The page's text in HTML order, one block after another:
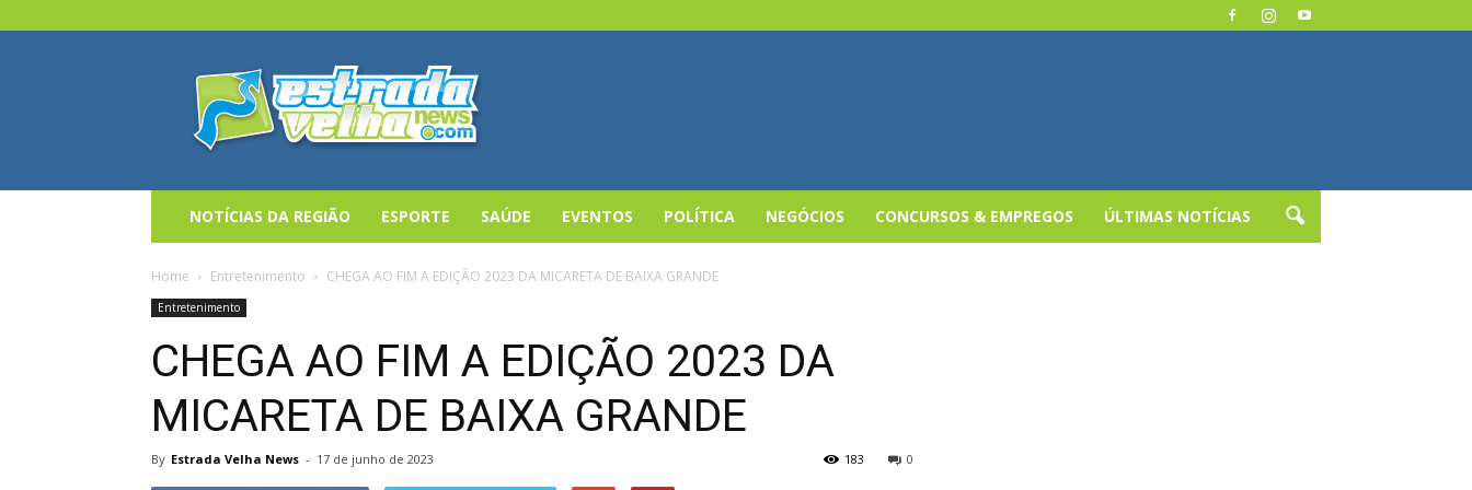
Estrada
Velha
News
NOTÍCIAS DA REGIÃO ESPORTE SAÚDE EVENTOS POLÍTICA NEGÓCIOS CONCURSOS & EMPREGOS ÚLTIMAS NOTÍCIAS
Home Entretenimento CHEGA AO FIM A EDIÇÃO 2023 DA MICARETA DE BAIXA GRANDE
Entretenimento
CHEGA AO FIM A EDIÇÃO 2023 DA
MICARETA DE BAIXA GRANDE
By Estrada Velha News - 17 de junho de 2023 0
183